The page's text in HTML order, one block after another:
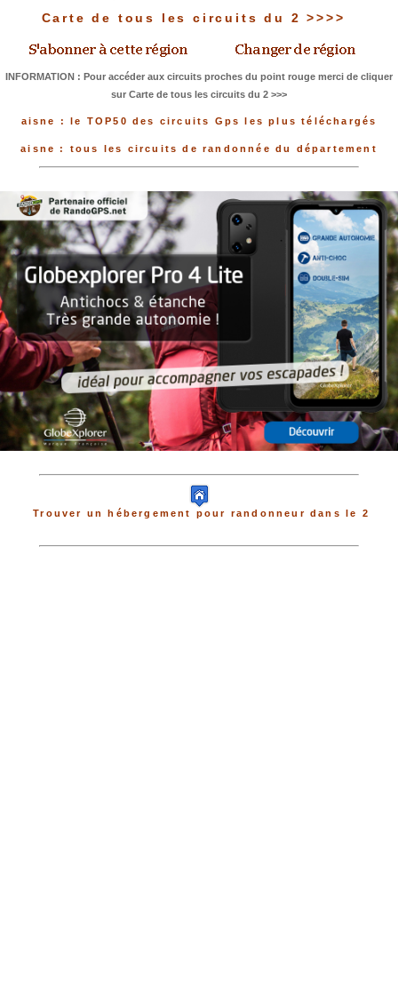
Carte de tous les circuits du 2 >>>>
INFORMATION : Pour accéder aux circuits proches du point rouge merci de cliquer
sur Carte de tous les circuits du 2 >>>
aisne : le TOP50 des circuits Gps les plus téléchargés
aisne : tous les circuits de randonnée du département
Trouver un hébergement pour randonneur dans le 2